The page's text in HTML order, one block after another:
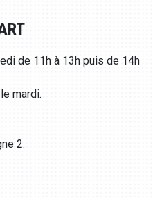
de 11h à 13h puis de 14h
mardi.
2.